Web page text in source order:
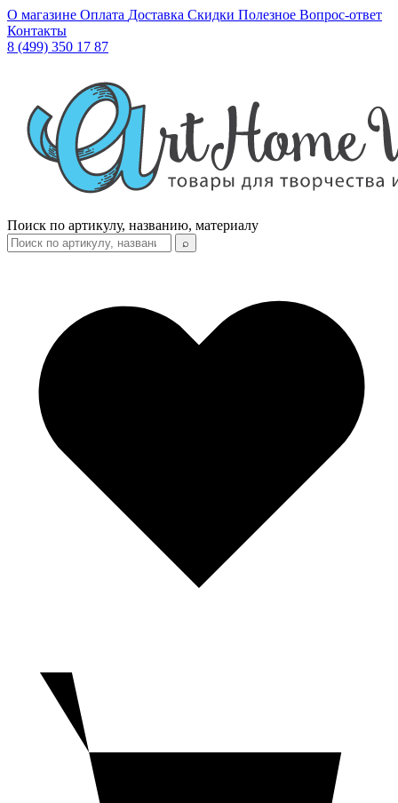
О магазине Оплата Доставка Скидки Полезное Вопрос-ответ
Контакты
8 (499) 350 17 87
Поиск по артикулу, названию, материалу
⌕